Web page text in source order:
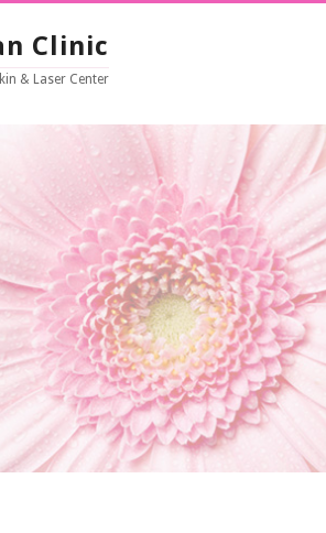
Clinic
& Laser Center